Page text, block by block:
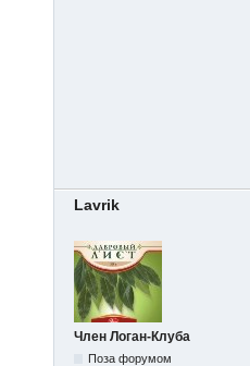
Lavrik
Член Логан-Клуба
Поза форумом